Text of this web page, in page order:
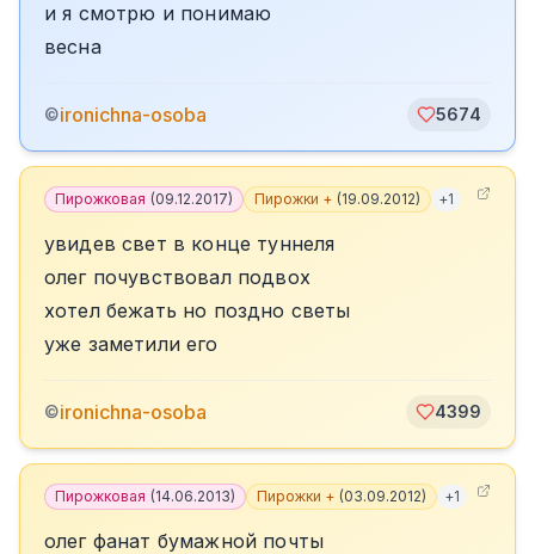
и я смотрю и понимаю
весна
©ironichna-osoba 5674
Пирожковая (09.12.2017) Пирожки + (19.09.2012) +1
увидев свет в конце туннеля
олег почувствовал подвох
хотел бежать но поздно светы
уже заметили его
©ironichna-osoba 4399
Пирожковая (14.06.2013) Пирожки + (03.09.2012) +1
олег фанат бумажной почты